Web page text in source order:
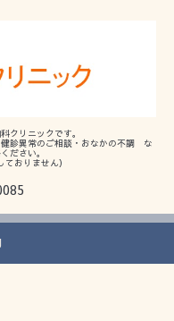
クリニックです。
診異常のご相談・おなかの不調 な
ださい。
おりません）